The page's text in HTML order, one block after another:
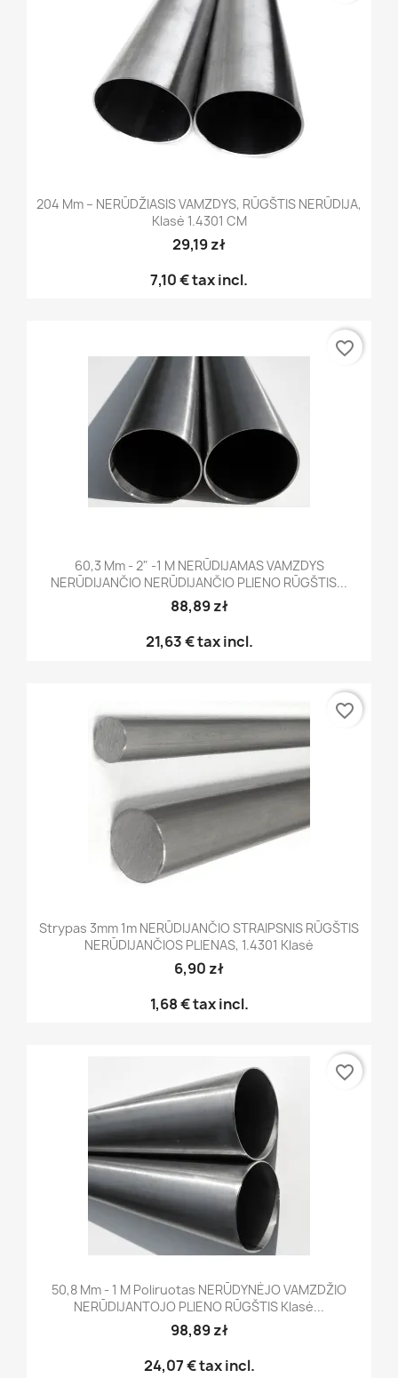
204 Mm – NERŪDŽIASIS VAMZDYS, RŪGŠTIS NERŪDIJA,
Klasė 1.4301 CM
29,19 zł
7,10 €tax incl.
60,3 Mm - 2" -1 M NERŪDIJAMAS VAMZDYS
NERŪDIJANČIO NERŪDIJANČIO PLIENO RŪGŠTIS...
88,89 zł
21,63 €tax incl.
favorite_border
Strypas 3mm 1m NERŪDIJANČIO STRAIPSNIS RŪGŠTIS
NERŪDIJANČIOS PLIENAS, 1.4301 Klasė
6,90 zł
1,68 €tax incl.
favorite_border
50,8 Mm - 1 M Poliruotas NERŪDYNĖJO VAMZDŽIO
NERŪDIJANTOJO PLIENO RŪGŠTIS Klasė...
98,89 zł
24,07 €tax incl.
favorite_border